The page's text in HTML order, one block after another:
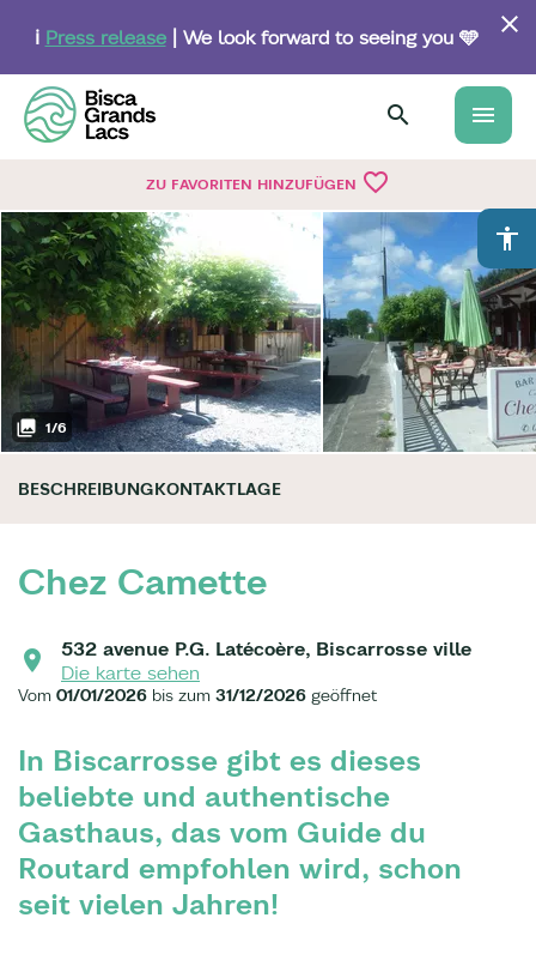
content
ℹ️ Press release| We look forward to seeing you 🩵
menu
ZU FAVORITEN HINZUFÜGEN favorite_border
accessibility
1/6
BESCHREIBUNGKONTAKTLAGE
Chez Camette
532 avenue P.G. Latécoère, Biscarrosse ville
Die karte sehen
Vom 01/01/2026 bis zum 31/12/2026 geöffnet
In Biscarrosse gibt es dieses
beliebte und authentische
Gasthaus, das vom Guide du
Routard empfohlen wird, schon
seit vielen Jahren!